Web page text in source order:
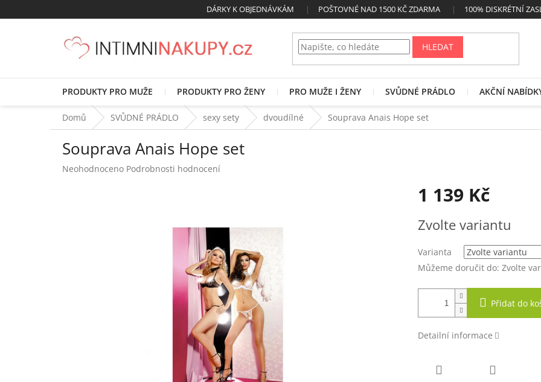
na
DÁRKY K OBJEDNÁVKÁM POŠTOVNÉ NAD 1500 KČ ZDARMA 100% DISKRÉTNÍ
HLEDAT
PRODUKTY PRO MUŽE PRODUKTY PRO ŽENY PRO MUŽE I ŽENY SVŮDNÉ PRÁDLO AKČNÍ
Domů SVŮDNÉ PRÁDLO sexy sety dvoudílné Souprava Anais Hope set
Souprava Anais Hope set
Průměrné
Neohodnoceno Podrobnosti hodnocení
1 139 Kč
cena:
Zvolte variantu
Varianta
Můžeme doručit do: Zvolte
Přidat do
Detailní informace